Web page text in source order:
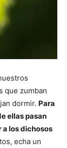
que zumban
dormir. Para
ellas pasan
los dichosos
echa un